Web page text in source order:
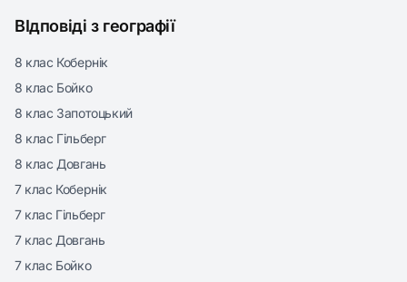
ВІдповіді з географії
8 клас Кобернік
8 клас Бойко
8 клас Запотоцький
8 клас Гільберг
8 клас Довгань
7 клас Кобернік
7 клас Гільберг
7 клас Довгань
7 клас Бойко